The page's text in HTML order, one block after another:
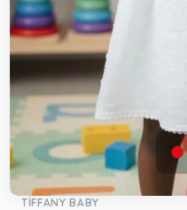
TİFFANY BABY